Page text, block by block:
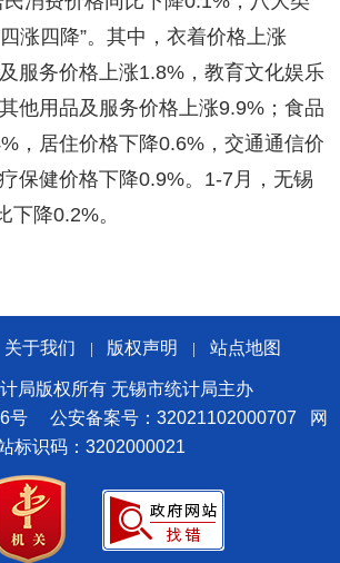
涨四降”。其中，衣着价格上涨
服务价格上涨1.8%，教育文化娱乐
他用品及服务价格上涨9.9%；食品
，居住价格下降0.6%，交通通信价
保健价格下降0.9%。1-7月，无锡
下降0.2%。
关于我们 版权声明 站点地图
局版权所有 无锡市统计局主办
号
公安备案号：32021102000707
网
标识码：3202000021